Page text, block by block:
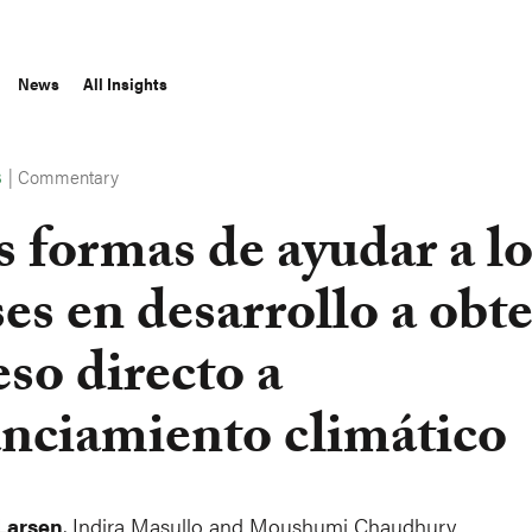
News All Insights
|Commentary
formas de ayudar a
en desarrollo a
directo a
climático
, Indira Masullo and Moushumi Chaudhury